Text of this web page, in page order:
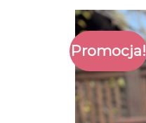
Promocja!